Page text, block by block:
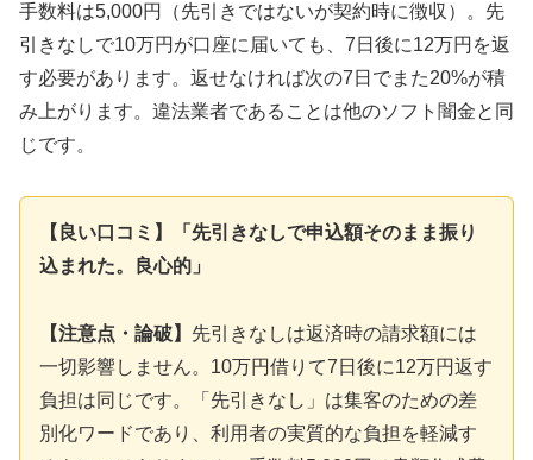
手数料は5,000円（先引きではないが契約時に徴収）。先
引きなしで10万円が口座に届いても、7日後に12万円を返
す必要があります。返せなければ次の7日でまた20%が積
み上がります。違法業者であることは他のソフト闇金と同
じです。
【良い口コミ】「先引きなしで申込額そのまま振り
込まれた。良心的」
【注意点・論破】 先引きなしは返済時の請求額には
一切影響しません。10万円借りて7日後に12万円返す
負担は同じです。「先引きなし」は集客のための差
別化ワードであり、利用者の実質的な負担を軽減す